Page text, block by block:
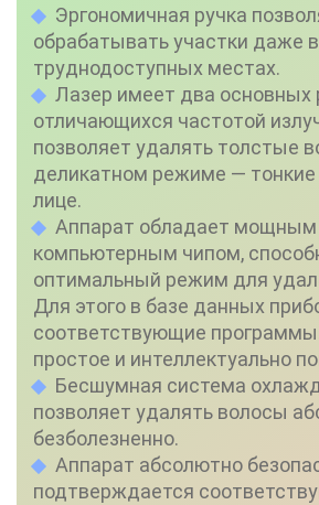
Эргономичная ручка
обрабатывать участки даже в
труднодоступных местах.
Лазер имеет два
отличающихся частотой
позволяет удалять толстые
деликатном режиме — тонкие
лице.
Аппарат обладает мощным
компьютерным чипом,
оптимальный режим для
Для этого в базе данных
соответствующие
простое и интеллектуально
Бесшумная система
позволяет удалять волосы
безболезненно.
Аппарат абсолютно
подтверждается